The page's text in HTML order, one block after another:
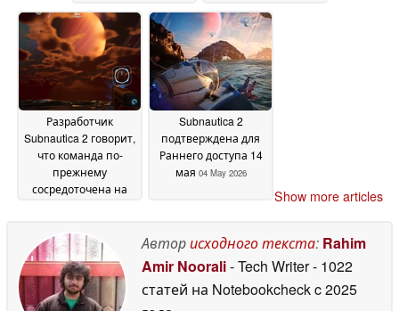
15 May 2026
доступе12 May 2026
Разработчик
Subnautica 2 говорит,
что команда по-
прежнему
сосредоточена на
несмотря на
трудности 07 May 2026
Subnautica 2
подтверждена для
Раннего доступа 14
мая 04 May 2026
Show more articles
Авторисходного текста: Rahim
Amir Noorali- Tech Writer- 1022
статей на Notebookcheckc 2025